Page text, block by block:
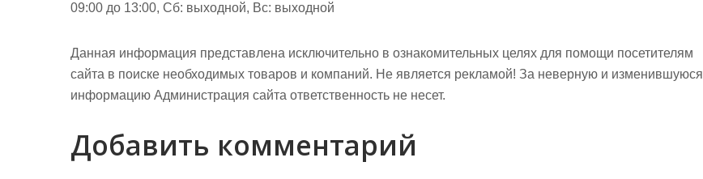
09:00 до 13:00, Сб: выходной, Вс: выходной
Данная информация представлена исключительно в ознакомительных целях для помощи посетителям
сайта в поиске необходимых товаров и компаний. Не является рекламой! За неверную и изменившуюся
информацию Администрация сайта ответственность не несет.
Добавить комментарий